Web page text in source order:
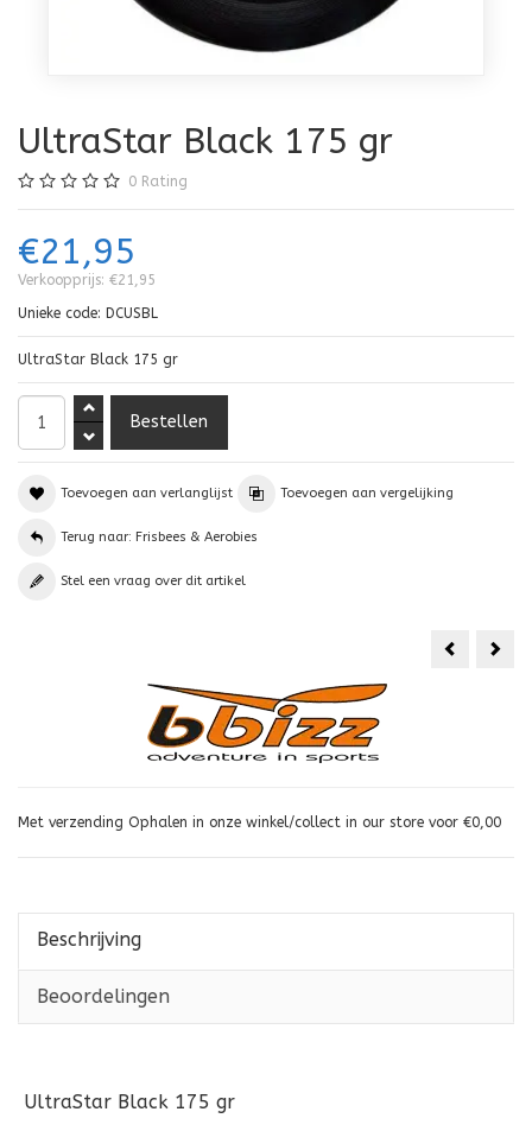
UltraStar Black 175 gr
0 Rating
€21,95
Verkoopprijs: €21,95
Unieke code: DCUSBL
UltraStar Black 175 gr
Toevoegen aan verlanglijst Toevoegen aan vergelijking
Terug naar: Frisbees & Aerobies
Stel een vraag over dit artikel
Waboba
Met verzending Ophalen in onze winkel/collect in our store voor €0,00
Beschrijving
Beoordelingen
UltraStar Black 175 gr